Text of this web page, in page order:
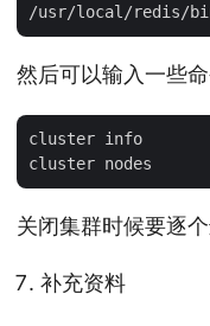
然后可以输入一些
cluster info
关闭集群时候要逐
补充资料